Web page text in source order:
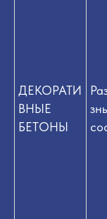
ДЕКОРАТИ
ВНЫЕ
БЕТОНЫ